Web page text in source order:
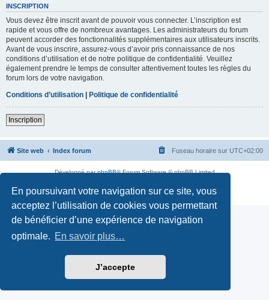
En poursuivant votre navigation sur ce site, vous
acceptez l’utilisation de cookies vous permettant
de bénéficier d’une expérience de navigation
optimale. En savoir plus…
J’accepte
INSCRIPTION
Vous devez être inscrit avant de pouvoir vous connecter. L’inscription est
rapide et vous offre de nombreux avantages. Les administrateurs du forum
peuvent accorder des fonctionnalités supplémentaires aux utilisateurs inscrits.
Avant de vous inscrire, assurez-vous d’avoir pris connaissance de nos
conditions d’utilisation et de notre politique de confidentialité. Veuillez
également prendre le temps de consulter attentivement toutes les règles du
forum lors de votre navigation.
Conditions d’utilisation | Politique de confidentialité
Inscription
Site web Index forum Fuseau horaire sur UTC+02:00
Développé parphpBB® Forum Software © phpBB Limited
Confidentialité| Conditions